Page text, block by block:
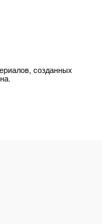
созданных